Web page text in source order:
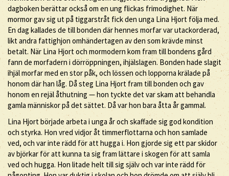
dagboken berättar också om en ung flickas frimodighet. När
mormor gav sig ut på tiggarstråt fick den unga Lina Hjort följa med.
En dag kallades de till bonden där hennes morfar var utackorderad,
likt andra fattighjon omhändertagen av den som krävde minst
betalt. När Lina Hjort och mormodern kom fram till bondens gård
fann de morfadern i dörröppningen, ihjälslagen. Bonden hade slagit
ihjäl morfar med en stor påk, och lössen och lopporna krälade på
honom där han låg. Då steg Lina Hjort fram till bonden och gav
honom en rejäl åthutning — hon tyckte det var skam att behandla
gamla människor på det sättet. Då var hon bara åtta år gammal.
Lina Hjort började arbeta i unga år och skaffade sig god kondition
och styrka. Hon vred vidjor åt timmerflottarna och hon samlade
ved, och var inte rädd för att hugga i. Hon gjorde sig ett par skidor
av björkar för att kunna ta sig fram lättare i skogen för att samla
ved och hugga. Hon litade helt till sig själv och var inte rädd för